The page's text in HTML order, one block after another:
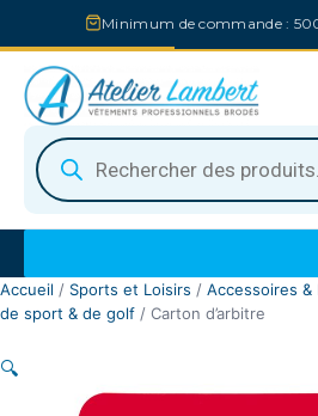
au
contenu
Minimum de commande :
Recherche
de
produits
Accueil / Sports et Loisirs / Accessoires &
de sport & de golf / Carton d’arbitre
🔍